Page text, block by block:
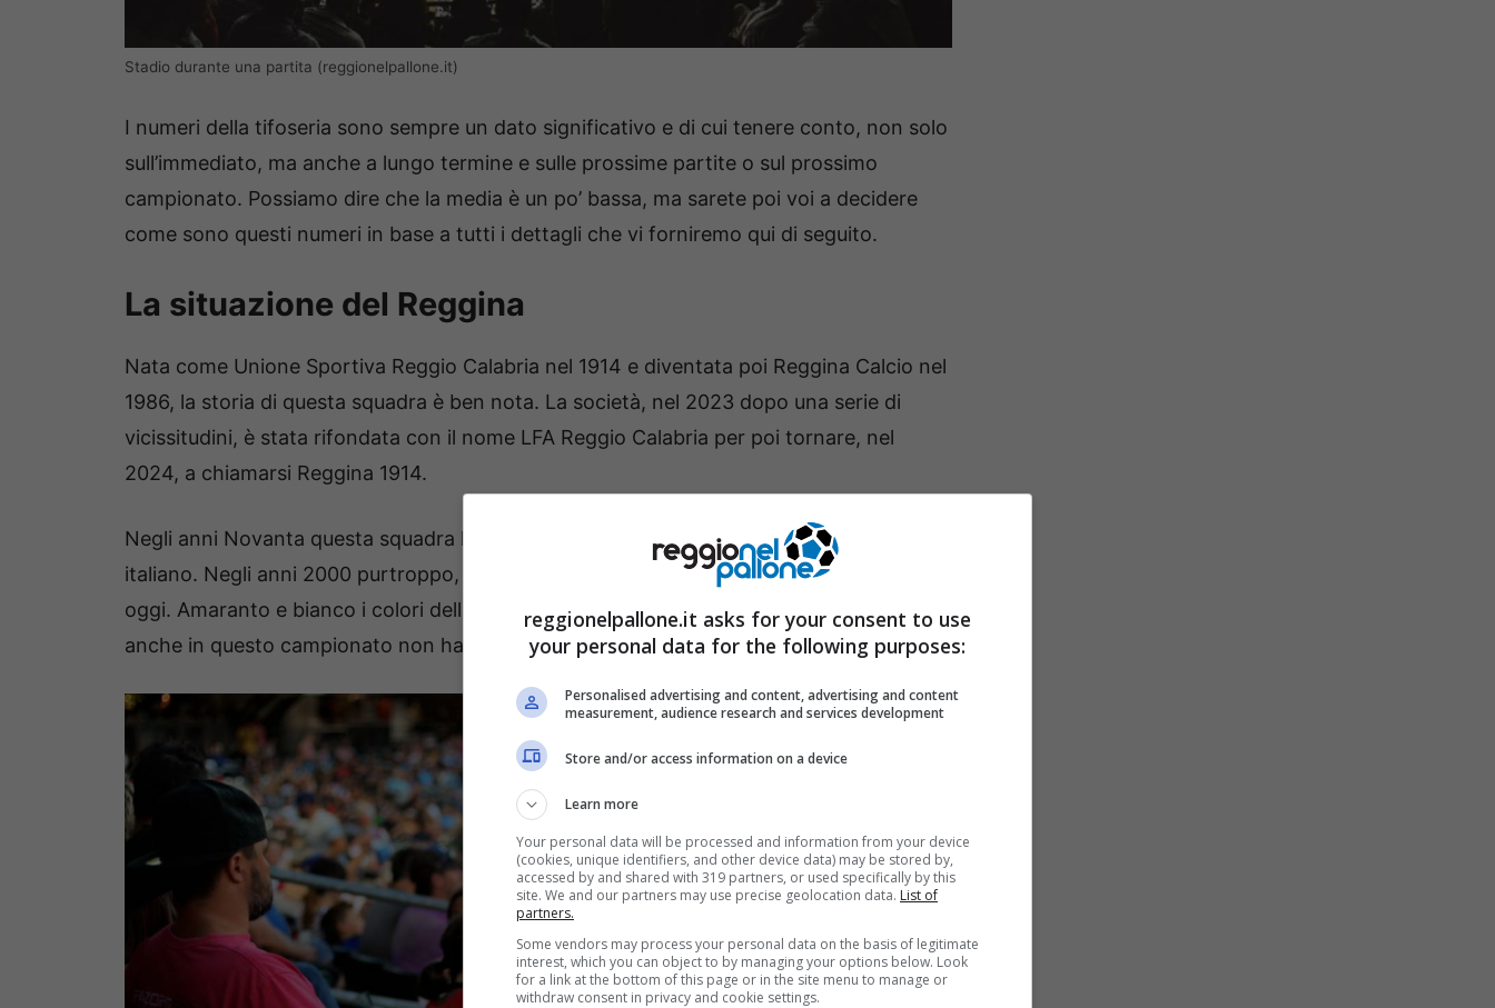
Stadio durante una partita (reggionelpallone.it)
I numeri della tifoseria sono sempre un dato significativo e di cui tenere conto, non solo
sull’immediato, ma anche a lungo termine e sulle prossime partite o sul prossimo
campionato. Possiamo dire che la media è un po’ bassa, ma sarete poi voi a decidere
come sono questi numeri in base a tutti i dettagli che vi forniremo qui di seguito.
La situazione del Reggina
Nata come Unione Sportiva Reggio Calabria nel 1914 e diventata poi Reggina Calcio nel
1986, la storia di questa squadra è ben nota. La società, nel 2023 dopo una serie di
vicissitudini, è stata rifondata con il nome LFA Reggio Calabria per poi tornare, nel
2024, a chiamarsi Reggina 1914.
Negli anni Novanta questa squadra ha fatto meraviglie nella Serie A del campionato
italiano. Negli anni 2000 purtroppo, ecco le retrocessioni fino ad arrivare alla Serie D di
oggi. Amaranto e bianco i colori della maglia e quelli a cui sono affezionati i tifosi che
anche in questo campionato non hanno fatto mancare il loro sostegno.
reggionelpallone.it asks for your consent to use
your personal data for the following purposes:
Personalised advertising and content, advertising and content
measurement, audience research and services development
Store and/or access information on a device
Learn more
Your personal data will be processed and information from your device
(cookies, unique identifiers, and other device data) may be stored by,
accessed by and shared with 319 partners, or used specifically by this
site. We and our partners may use precise geolocation data. List of
partners.
Some vendors may process your personal data on the basis of legitimate
interest, which you can object to by managing your options below. Look
for a link at the bottom of this page or in the site menu to manage or
withdraw consent in privacy and cookie settings.